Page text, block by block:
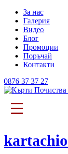
За нас
Галерия
Видео
Блог
Промоции
Поръчай
Контакти
0876 37 37 27